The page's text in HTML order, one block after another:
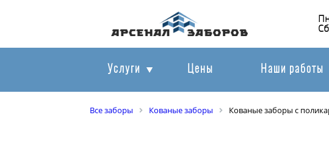
Услуги Цены Наши работы
Все заборы Кованые заборы Кованые заборы с